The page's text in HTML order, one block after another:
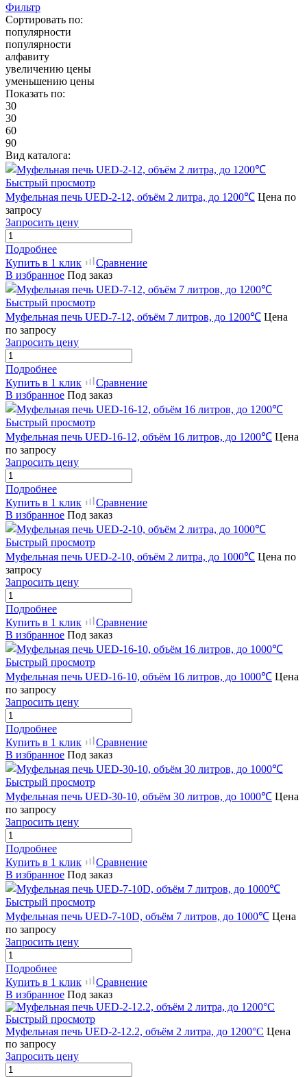
Фильтр
Сортировать по:
популярности
популярности
алфавиту
увеличению цены
уменьшению цены
Показать по:
30
30
60
90
Вид каталога:
Быстрый просмотр
Муфельная печь UED-2-12, объём 2 литра, до 1200℃ Цена по
запросу
Запросить цену
Подробнее
Купить в 1 клик
Сравнение
В избранное Под заказ
Быстрый просмотр
Муфельная печь UED-7-12, объём 7 литров, до 1200℃ Цена
по запросу
Запросить цену
Подробнее
Купить в 1 клик
Сравнение
В избранное Под заказ
Быстрый просмотр
Муфельная печь UED-16-12, объём 16 литров, до 1200℃ Цена
по запросу
Запросить цену
Подробнее
Купить в 1 клик
Сравнение
В избранное Под заказ
Быстрый просмотр
Муфельная печь UED-2-10, объём 2 литра, до 1000℃ Цена по
запросу
Запросить цену
Подробнее
Купить в 1 клик
Сравнение
В избранное Под заказ
Быстрый просмотр
Муфельная печь UED-16-10, объём 16 литров, до 1000℃ Цена
по запросу
Запросить цену
Подробнее
Купить в 1 клик
Сравнение
В избранное Под заказ
Быстрый просмотр
Муфельная печь UED-30-10, объём 30 литров, до 1000℃ Цена
по запросу
Запросить цену
Подробнее
Купить в 1 клик
Сравнение
В избранное Под заказ
Быстрый просмотр
Муфельная печь UED-7-10D, объём 7 литров, до 1000℃ Цена
по запросу
Запросить цену
Подробнее
Купить в 1 клик
Сравнение
В избранное Под заказ
Быстрый просмотр
Муфельная печь UED-2-12.2, объём 2 литра, до 1200°C Цена
по запросу
Запросить цену